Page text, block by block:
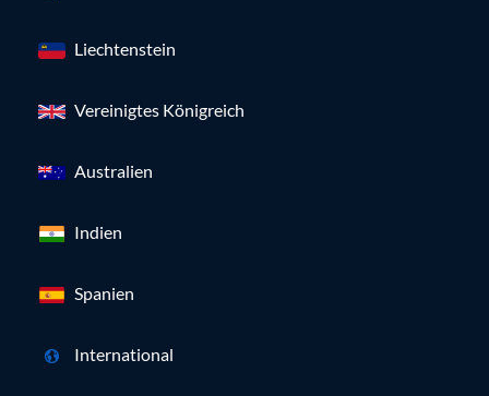
Liechtenstein
Vereinigtes Königreich
Australien
Indien
Spanien
International